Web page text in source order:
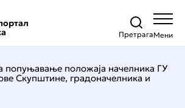
Претрага
попуњавање положаја начелника ГУ
Скупштине, градоначелника и